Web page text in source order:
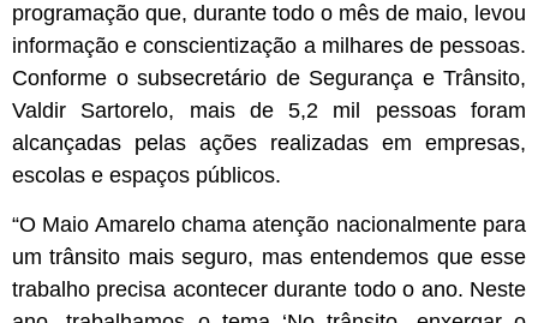
programação que, durante todo o mês de maio, levou
informação e conscientização a milhares de pessoas.
Conforme o subsecretário de Segurança e Trânsito,
Valdir Sartorelo, mais de 5,2 mil pessoas foram
alcançadas pelas ações realizadas em empresas,
escolas e espaços públicos.
“O Maio Amarelo chama atenção nacionalmente para
um trânsito mais seguro, mas entendemos que esse
trabalho precisa acontecer durante todo o ano. Neste